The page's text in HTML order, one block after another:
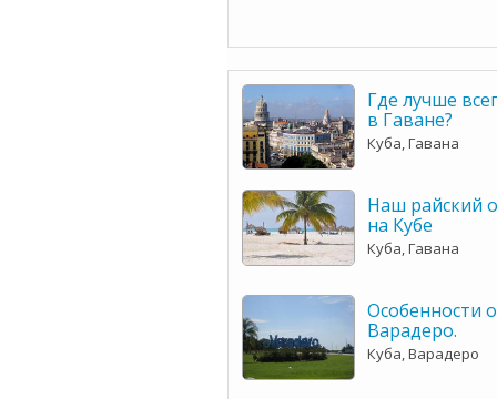
Где лучше
в Гаване?
Куба, Гавана
Наш райский
на Кубе
Куба, Гавана
Особенности
Варадеро.
Куба, Варадеро